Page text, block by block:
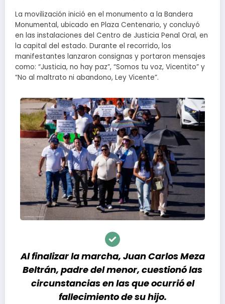
La movilización inició en el monumento a la Bandera
Monumental, ubicado en Plaza Centenario, y concluyó
en las instalaciones del Centro de Justicia Penal Oral, en
la capital del estado. Durante el recorrido, los
manifestantes lanzaron consignas y portaron mensajes
como: “Justicia, no hay paz”, “Somos tu voz, Vicentito” y
“No al maltrato ni abandono, Ley Vicente”.
Al finalizar la marcha, Juan Carlos Meza
Beltrán, padre del menor, cuestionó las
circunstancias en las que ocurrió el
fallecimiento de su hijo.